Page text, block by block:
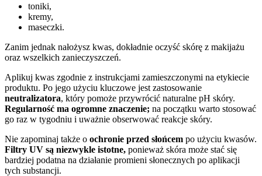
toniki,
kremy,
maseczki.
Zanim jednak nałożysz kwas, dokładnie oczyść skórę z makijażu
oraz wszelkich zanieczyszczeń.
Aplikuj kwas zgodnie z instrukcjami zamieszczonymi na etykiecie
produktu. Po jego użyciu kluczowe jest zastosowanie
neutralizatora, który pomoże przywrócić naturalne pH skóry.
Regularność ma ogromne znaczenie; na początku warto stosować
go raz w tygodniu i uważnie obserwować reakcje skóry.
Nie zapominaj także o ochronie przed słońcem po użyciu kwasów.
Filtry UV są niezwykle istotne, ponieważ skóra może stać się
bardziej podatna na działanie promieni słonecznych po aplikacji
tych substancji.